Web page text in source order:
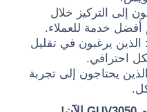
إلى التركيز خلال
أفضل خدمة للعملاء.
الذين يرغبون في تقليل
احترافي.
الذين يحتاجون إلى تجربة